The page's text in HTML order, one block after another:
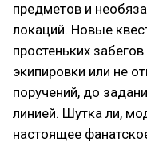
предметов и
локаций. Новые
простеньких
экипировки или не
поручений, до
линией. Шутка ли,
настоящее